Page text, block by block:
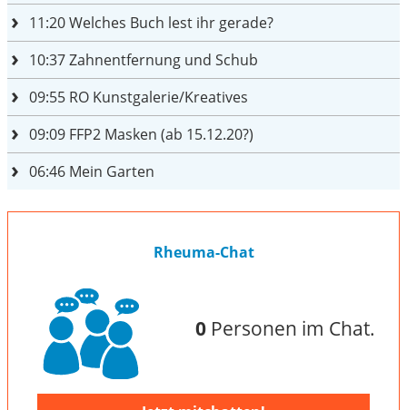
11:20Welches Buch lest ihr gerade?
10:37Zahnentfernung und Schub
09:55 RO Kunstgalerie/Kreatives
09:09 FFP2 Masken (ab 15.12.20?)
06:46 Mein Garten
Rheuma-Chat
0Personen im Chat.